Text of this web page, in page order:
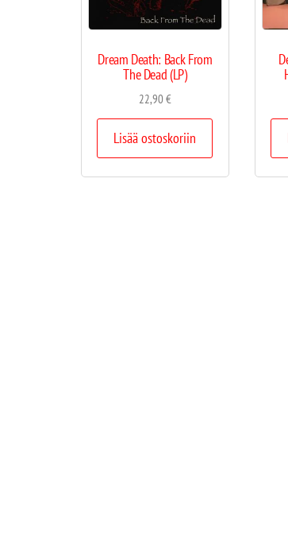
Dream Death: Back From
The Dead (LP)
22,90€
Lisää ostoskoriin